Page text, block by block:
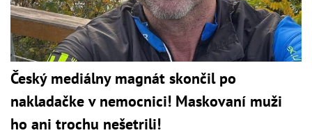
Český mediálny magnát skončil po
nakladačke v nemocnici! Maskovaní muži
ho ani trochu nešetrili!